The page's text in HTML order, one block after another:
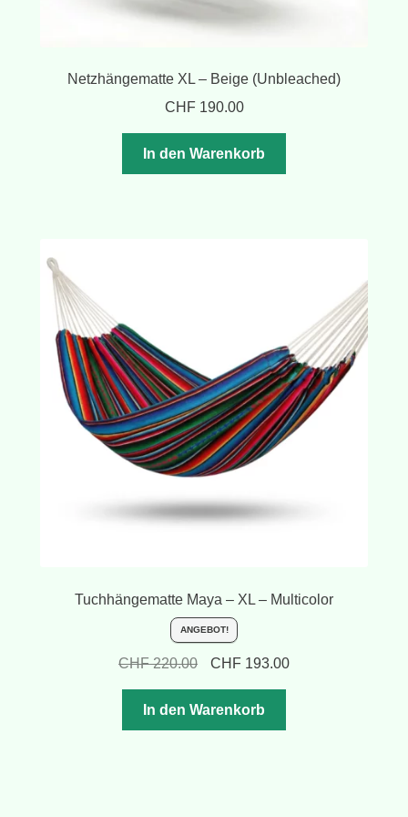
Netzhängematte XL – Beige (Unbleached)
CHF190.00
In den Warenkorb
Tuchhängematte Maya – XL – Multicolor
ANGEBOT!
CHF220.00
Ursprünglicher
Preis
war:
CHF 220.00
CHF 193.00Aktueller
In den Warenkorb